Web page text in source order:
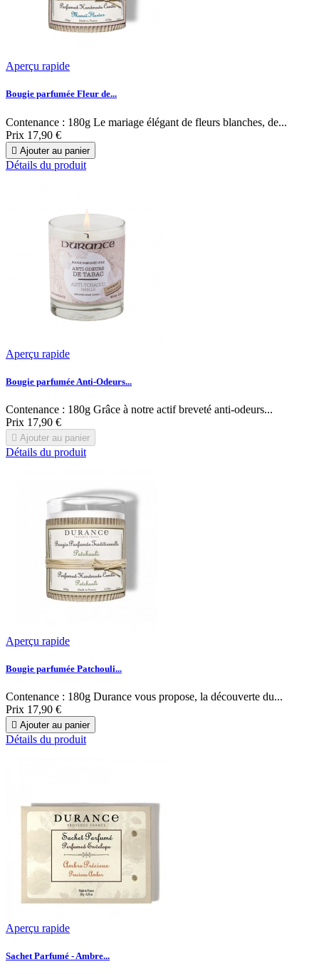
Aperçu rapide
Bougie parfumée Fleur de...
Contenance : 180g Le mariage élégant de fleurs blanches, de...
Prix 17,90 €
 Ajouter au panier
Détails du produit
Aperçu rapide
Bougie parfumée Anti-Odeurs...
Contenance : 180g Grâce à notre actif breveté anti-odeurs...
Prix 17,90 €
 Ajouter au panier
Détails du produit
Aperçu rapide
Bougie parfumée Patchouli...
Contenance : 180g Durance vous propose, la découverte du...
Prix 17,90 €
 Ajouter au panier
Détails du produit
Aperçu rapide
Sachet Parfumé - Ambre...